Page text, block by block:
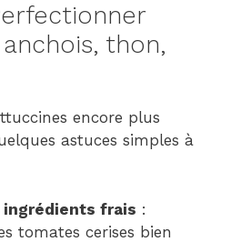
thon,
encore plus
astuces simples à
frais :
tomates cerises bien